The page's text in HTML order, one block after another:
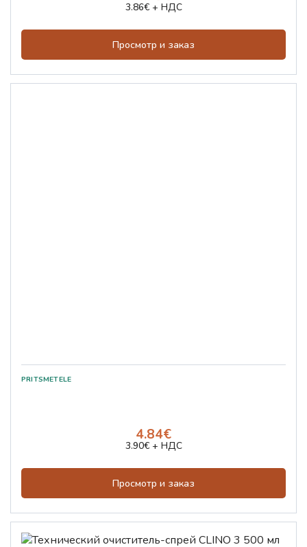
3.86€ + НДС
Просмотр и заказ
4.84€
3.90€ + НДС
Просмотр и заказ